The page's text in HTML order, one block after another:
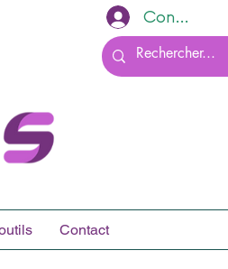
Connexion
Contact